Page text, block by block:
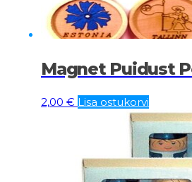
Magnet Puidust
2,00 € Lisa ostukorvi